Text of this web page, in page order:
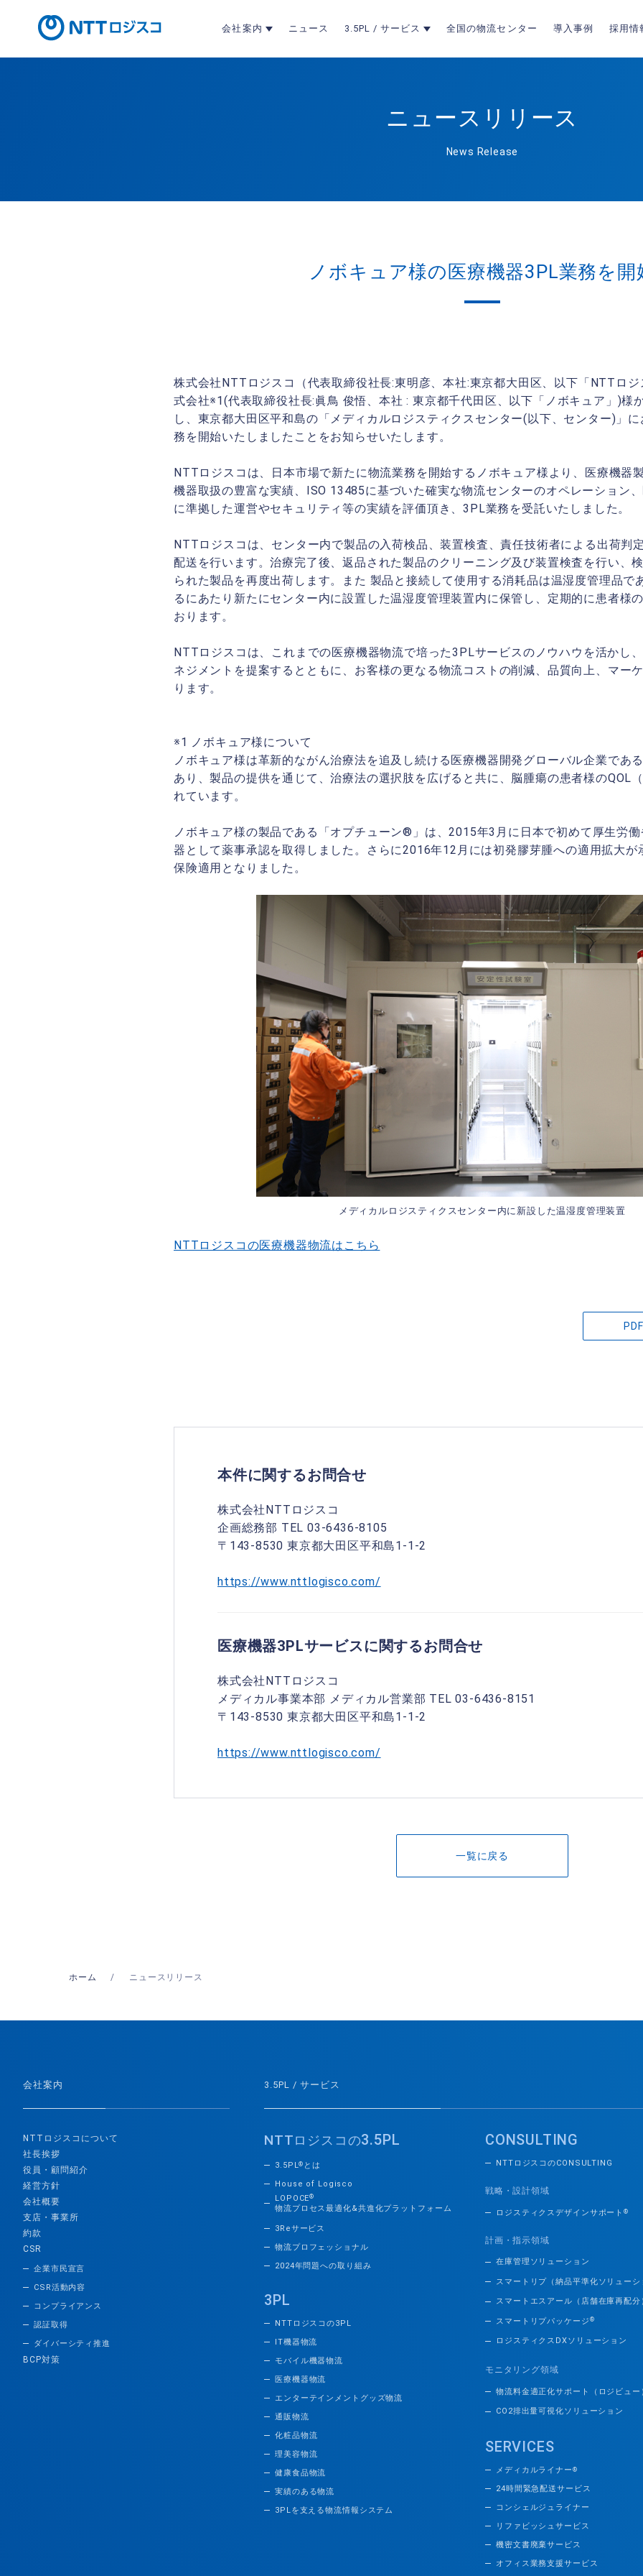
会社案内 ニュース 3.5PL / サービス 全国の物流センター 導入事例 採用情
ニュースリリース
News Release
ノボキュア様の医療機器3PL業務を開
株式会社NTTロジスコ（代表取締役社長:東明彦、本社:東京都大田区、以下「NTTロ
式会社※1(代表取締役社長:眞鳥 俊悟、本社 : 東京都千代田区、以下「ノボキュア」)様
し、東京都大田区平和島の「メディカルロジスティクスセンター(以下、センター)」
務を開始いたしましたことをお知らせいたします。
NTTロジスコは、日本市場で新たに物流業務を開始するノボキュア様より、医療機器
機器取扱の豊富な実績、ISO 13485に基づいた確実な物流センターのオペレーション
に準拠した運営やセキュリティ等の実績を評価頂き、3PL業務を受託いたしました。
NTTロジスコは、センター内で製品の入荷検品、装置検査、責任技術者による出荷判
配送を行います。治療完了後、返品された製品のクリーニング及び装置検査を行い、
られた製品を再度出荷します。また 製品と接続して使用する消耗品は温湿度管理品で
るにあたり新たにセンター内に設置した温湿度管理装置内に保管し、定期的に患者様
おります。
NTTロジスコは、これまでの医療機器物流で培った3PLサービスのノウハウを活かし
ネジメントを提案するとともに、お客様の更なる物流コストの削減、品質向上、マー
ります。
※1 ノボキュア様について
ノボキュア様は革新的ながん治療法を追及し続ける医療機器開発グローバル企業であ
あり、製品の提供を通じて、治療法の選択肢を広げると共に、脳腫瘍の患者様のQOL
れています。
ノボキュア様の製品である「オプチューン®」は、2015年3月に日本で初めて厚生労
器として薬事承認を取得しました。さらに2016年12月には初発膠芽腫への適用拡大
保険適用となりました。
メディカルロジスティクスセンター内に新設した温湿度管理装置
NTTロジスコの医療機器物流はこちら
本件に関するお問合せ
株式会社NTTロジスコ
企画総務部 TEL 03-6436-8105
〒143-8530 東京都大田区平和島1-1-2
https://www.nttlogisco.com/
医療機器3PLサービスに関するお問合せ
株式会社NTTロジスコ
メディカル事業本部 メディカル営業部 TEL 03-6436-8151
〒143-8530 東京都大田区平和島1-1-2
https://www.nttlogisco.com/
一覧に戻る
ホーム ニュースリリース
会社案内
NTTロジスコについて
社長挨拶
役員・顧問紹介
経営方針
会社概要
支店・事業所
約款
CSR
企業市民宣言
CSR活動内容
コンプライアンス
認証取得
ダイバーシティ推進
BCP対策
3.5PL / サービス
NTTロジスコの3.5PL
3.5PL® とは
House of Logisco
LOPOCE®
物流プロセス最適化&共進化プラットフォーム
3Reサービス
物流プロフェッショナル
2024年問題への取り組み
3PL
NTTロジスコの3PL
IT機器物流
モバイル機器物流
医療機器物流
エンターテインメントグッズ物流
通販物流
化粧品物流
理美容物流
健康食品物流
実績のある物流
3PLを支える物流情報システム
CONSULTING
NTTロジスコのCONSULTING
戦略・設計領域
ロジスティクスデザインサポート®
計画・指示領域
在庫管理ソリューション
スマートリプ（納品平準化ソリューシ
スマートエスアール（店舗在庫再配分
スマートリプパッケージ ®
ロジスティクスDXソリューション
モニタリング領域
物流料金適正化サポート（ロジビュー
CO2排出量可視化ソリューション
SERVICES
メディカルライナー ®
24時間緊急配送サービス
コンシェルジュライナー
リファビッシュサービス
機密文書廃棄サービス
オフィス業務支援サービス